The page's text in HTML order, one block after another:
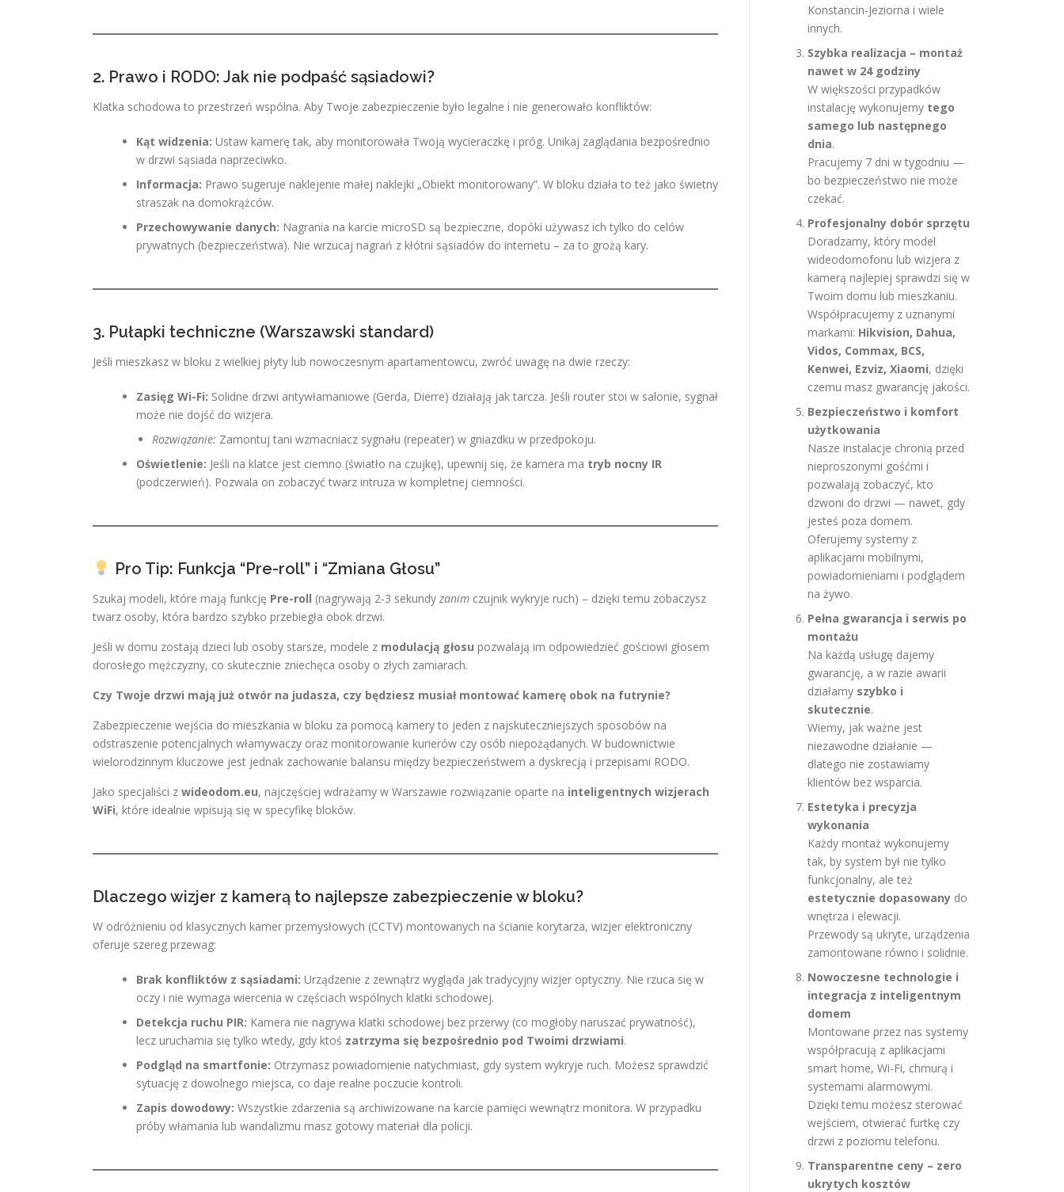
2. Prawo i RODO: Jak nie podpaść sąsiadowi?
Klatka schodowa to przestrzeń wspólna. Aby Twoje zabezpieczenie było legalne i nie generowało konfliktów:
Kąt widzenia: Ustaw kamerę tak, aby monitorowała Twoją wycieraczkę i próg. Unikaj zaglądania bezpośrednio
w drzwi sąsiada naprzeciwko.
Informacja: Prawo sugeruje naklejenie małej naklejki „Obiekt monitorowany”. W bloku działa to też jako świetny
straszak na domokrążców.
Przechowywanie danych: Nagrania na karcie microSD są bezpieczne, dopóki używasz ich tylko do celów
prywatnych (bezpieczeństwa). Nie wrzucaj nagrań z kłótni sąsiadów do internetu – za to grożą kary.
3. Pułapki techniczne (Warszawski standard)
Jeśli mieszkasz w bloku z wielkiej płyty lub nowoczesnym apartamentowcu, zwróć uwagę na dwie rzeczy:
Zasięg Wi-Fi: Solidne drzwi antywłamaniowe (Gerda, Dierre) działają jak tarcza. Jeśli router stoi w salonie, sygnał
może nie dojść do wizjera.
Rozwiązanie: Zamontuj tani wzmacniacz sygnału (repeater) w gniazdku w przedpokoju.
Oświetlenie: Jeśli na klatce jest ciemno (światło na czujkę), upewnij się, że kamera ma tryb nocny IR
(podczerwień). Pozwala on zobaczyć twarz intruza w kompletnej ciemności.
Pro Tip: Funkcja “Pre-roll” i “Zmiana Głosu”
Szukaj modeli, które mają funkcję Pre-roll (nagrywają 2-3 sekundy zanim czujnik wykryje ruch) – dzięki temu zobaczysz
twarz osoby, która bardzo szybko przebiegła obok drzwi.
Jeśli w domu zostają dzieci lub osoby starsze, modele z modulacją głosu pozwalają im odpowiedzieć gościowi głosem
dorosłego mężczyzny, co skutecznie zniechęca osoby o złych zamiarach.
Czy Twoje drzwi mają już otwór na judasza, czy będziesz musiał montować kamerę obok na futrynie?
Zabezpieczenie wejścia do mieszkania w bloku za pomocą kamery to jeden z najskuteczniejszych sposobów na
odstraszenie potencjalnych włamywaczy oraz monitorowanie kurierów czy osób niepożądanych. W budownictwie
wielorodzinnym kluczowe jest jednak zachowanie balansu między bezpieczeństwem a dyskrecją i przepisami RODO.
Jako specjaliści z wideodom.eu, najczęściej wdrażamy w Warszawie rozwiązanie oparte na inteligentnych wizjerach
WiFi, które idealnie wpisują się w specyfikę bloków.
Dlaczego wizjer z kamerą to najlepsze zabezpieczenie w bloku?
W odróżnieniu od klasycznych kamer przemysłowych (CCTV) montowanych na ścianie korytarza, wizjer elektroniczny
oferuje szereg przewag:
Brak konfliktów z sąsiadami: Urządzenie z zewnątrz wygląda jak tradycyjny wizjer optyczny. Nie rzuca się w
oczy i nie wymaga wiercenia w częściach wspólnych klatki schodowej.
Detekcja ruchu PIR: Kamera nie nagrywa klatki schodowej bez przerwy (co mogłoby naruszać prywatność),
lecz uruchamia się tylko wtedy, gdy ktoś zatrzyma się bezpośrednio pod Twoimi drzwiami.
Podgląd na smartfonie: Otrzymasz powiadomienie natychmiast, gdy system wykryje ruch. Możesz sprawdzić
sytuację z dowolnego miejsca, co daje realne poczucie kontroli.
Zapis dowodowy: Wszystkie zdarzenia są archiwizowane na karcie pamięci wewnątrz monitora. W przypadku
próby włamania lub wandalizmu masz gotowy materiał dla policji.
Konstancin-Jeziorna i wiele
innych.
Szybka realizacja – montaż
nawet w 24 godziny
W większości przypadków
instalację wykonujemy tego
samego lub następnego
dnia.
Pracujemy 7 dni w tygodniu —
bo bezpieczeństwo nie może
czekać.
Profesjonalny dobór sprzętu
Doradzamy, który model
wideodomofonu lub wizjera z
kamerą najlepiej sprawdzi się w
Twoim domu lub mieszkaniu.
Współpracujemy z uznanymi
markami: Hikvision, Dahua,
Vidos, Commax, BCS,
Kenwei, Ezviz, Xiaomi, dzięki
czemu masz gwarancję jakości.
Bezpieczeństwo i komfort
użytkowania
Nasze instalacje chronią przed
nieproszonymi gośćmi i
pozwalają zobaczyć, kto
dzwoni do drzwi — nawet, gdy
jesteś poza domem.
Oferujemy systemy z
aplikacjami mobilnymi,
powiadomieniami i podglądem
na żywo.
Pełna gwarancja i serwis po
montażu
Na każdą usługę dajemy
gwarancję, a w razie awarii
działamy szybko i
skutecznie.
Wiemy, jak ważne jest
niezawodne działanie —
dlatego nie zostawiamy
klientów bez wsparcia.
Estetyka i precyzja
wykonania
Każdy montaż wykonujemy
tak, by system był nie tylko
funkcjonalny, ale też
estetycznie dopasowany do
wnętrza i elewacji.
Przewody są ukryte, urządzenia
zamontowane równo i solidnie.
Nowoczesne technologie i
integracja z inteligentnym
domem
Montowane przez nas systemy
współpracują z aplikacjami
smart home, Wi-Fi, chmurą i
systemami alarmowymi.
Dzięki temu możesz sterować
wejściem, otwierać furtkę czy
drzwi z poziomu telefonu.
Transparentne ceny – zero
ukrytych kosztów